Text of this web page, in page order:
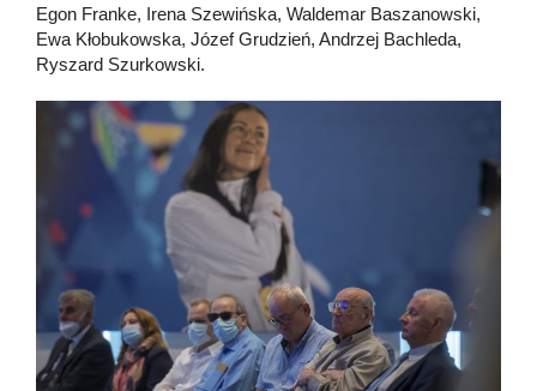
Egon Franke, Irena Szewińska, Waldemar Baszanowski,
Ewa Kłobukowska, Józef Grudzień, Andrzej Bachleda,
Ryszard Szurkowski.